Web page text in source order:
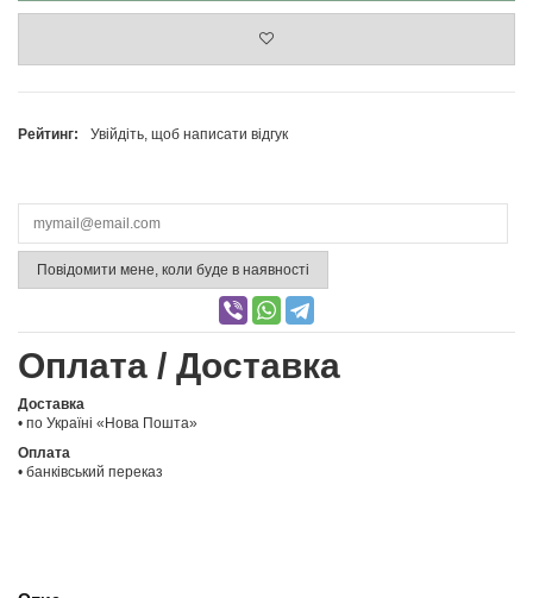
Рейтинг: Увійдіть, щоб написати відгук
Повідомити мене, коли буде в наявності
Оплата / Доставка
Доставка
• по Україні «Нова Пошта»
Оплата
• банківський переказ